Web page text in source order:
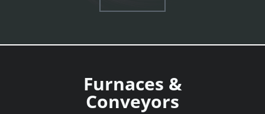
Furnaces &
Conveyors